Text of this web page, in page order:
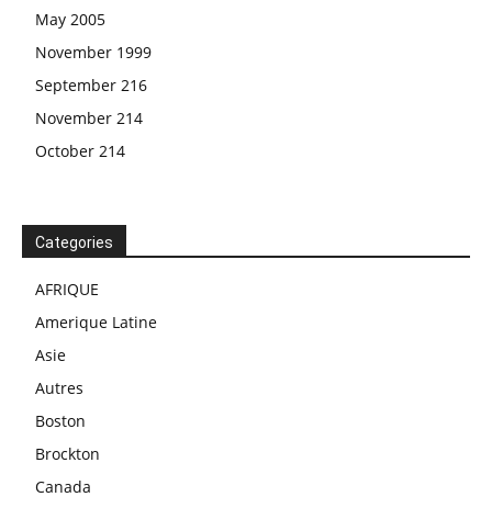
May 2005
November 1999
September 216
November 214
October 214
Categories
AFRIQUE
Amerique Latine
Asie
Autres
Boston
Brockton
Canada